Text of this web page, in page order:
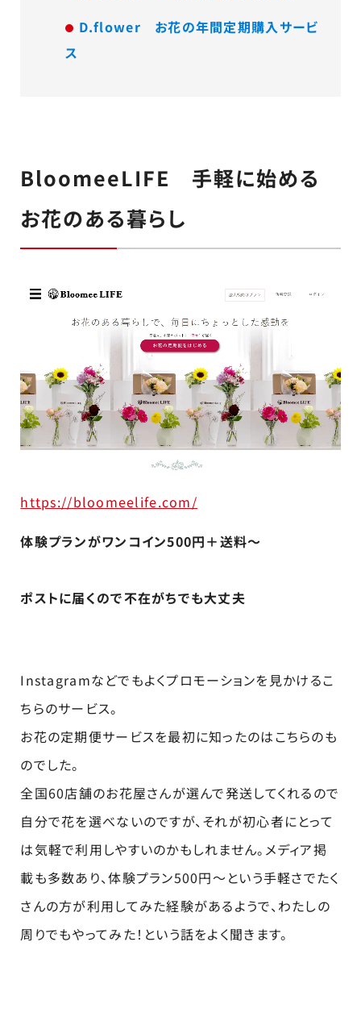
D.flower お花の年間定期購入サービ
ス
BloomeeLIFE 手軽に始める
お花のある暮らし
https://bloomeelife.com/
体験プランがワンコイン500円＋送料～
ポストに届くので不在がちでも大丈夫
Instagramなどでもよくプロモーションを見かけるこ
ちらのサービス。
お花の定期便サービスを最初に知ったのはこちらのも
のでした。
全国60店舗のお花屋さんが選んで発送してくれるので
自分で花を選べないのですが、それが初心者にとって
は気軽で利用しやすいのかもしれません。メディア掲
載も多数あり、体験プラン500円～という手軽さでたく
さんの方が利用してみた経験があるようで、わたしの
周りでもやってみた！という話をよく聞きます。